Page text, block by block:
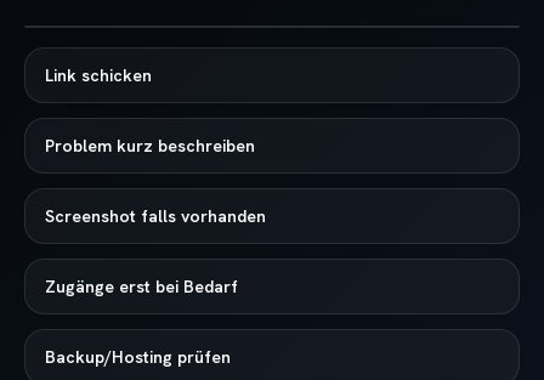
Link schicken
Problem kurz beschreiben
Screenshot falls vorhanden
Zugänge erst bei Bedarf
Backup/Hosting prüfen